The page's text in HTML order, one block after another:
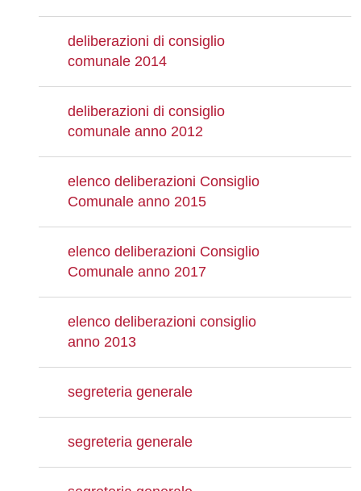
deliberazioni di consiglio
comunale 2014
deliberazioni di consiglio
comunale anno 2012
elenco deliberazioni Consiglio
Comunale anno 2015
elenco deliberazioni Consiglio
Comunale anno 2017
elenco deliberazioni consiglio
anno 2013
segreteria generale
segreteria generale